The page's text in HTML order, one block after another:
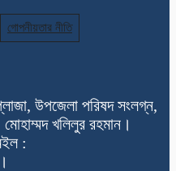
গোপনীয়তার নীতি
উপজেলা পরিষদ সংলগ্ন,
খলিলুর রহমান।
: